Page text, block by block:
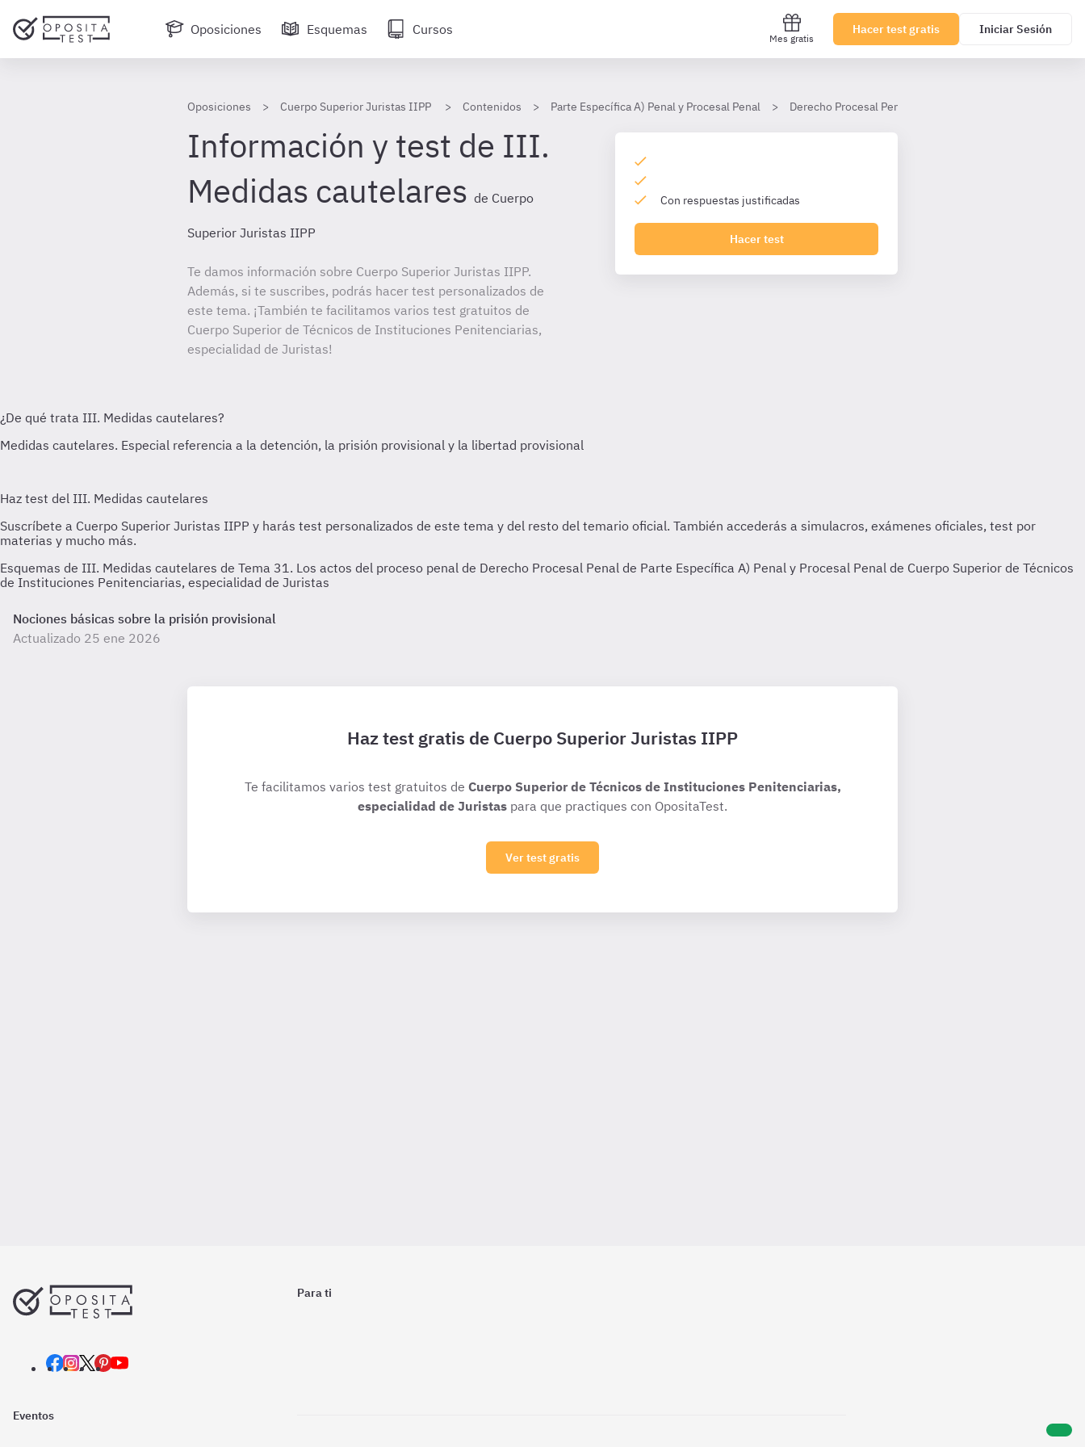
Oposiciones Esquemas Cursos
Mes gratis
Hacer test gratis Iniciar Sesión
Oposiciones Cuerpo Superior Juristas IIPP Contenidos Parte Específica A) Penal y Procesal Penal Derecho Procesal Penal
Información y test de III.
Medidas cautelares de Cuerpo
Superior Juristas IIPP
Te damos información sobre Cuerpo Superior Juristas IIPP.
Además, si te suscribes, podrás hacer test personalizados de
este tema. ¡También te facilitamos varios test gratuitos de
Cuerpo Superior de Técnicos de Instituciones Penitenciarias,
especialidad de Juristas!
Con respuestas justificadas
Hacer test
Esquemas de III. Medidas cautelares de Tema 31. Los actos del proceso penal de Derecho Procesal Penal de Parte Específica A) Penal y Procesal Penal de Cuerpo Superior de Técnicos
de Instituciones Penitenciarias, especialidad de Juristas
Nociones básicas sobre la prisión provisional
Actualizado 25 ene 2026
Haz test gratis de Cuerpo Superior Juristas IIPP
Te facilitamos varios test gratuitos de Cuerpo Superior de Técnicos de Instituciones Penitenciarias,
especialidad de Juristas para que practiques con OpositaTest.
Ver test gratis
Para ti
Eventos